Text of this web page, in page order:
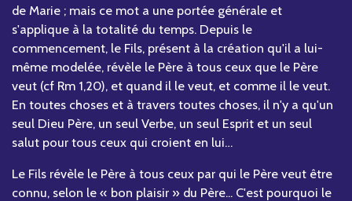
de Marie ; mais ce mot a une portée générale et
s'applique à la totalité du temps. Depuis le
commencement, le Fils, présent à la création qu'il a lui-
même modelée, révèle le Père à tous ceux que le Père
veut (cf Rm 1,20), et quand il le veut, et comme il le veut.
En toutes choses et à travers toutes choses, il n'y a qu'un
seul Dieu Père, un seul Verbe, un seul Esprit et un seul
salut pour tous ceux qui croient en lui…
Le Fils révèle le Père à tous ceux par qui le Père veut être
connu, selon le « bon plaisir » du Père... C'est pourquoi le